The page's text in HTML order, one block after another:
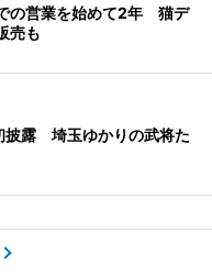
の営業を始めて2年 猫デ
売も
披露 埼玉ゆかりの武将た